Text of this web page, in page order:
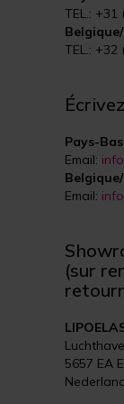
TEL.: +31
TEL.: +32
Pays-
Email:
Email:
(sur
5657 EA